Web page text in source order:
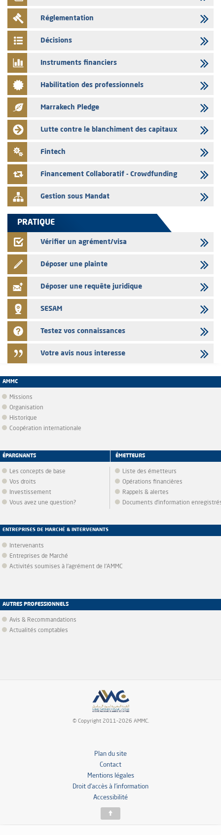
L’AMMC met sur son site internet les publications réalisées par les
émetteurs en date du 4 août 2026
Saham Bank – Mise à jour annuelle du dossier d’information relatif au
03/08/2026
L’AMMC met sur son site internet les publications réalisées par les
émetteurs en date du 3 août 2026
03/08/2026
Liste des agréments et visas d'OPCVM accordés par l'AMMC pour le
mois de juillet 2026
03/08/2026
L' AMMC publie les indicateurs mensuels du marché des capitaux pour
le mois de Juin 2026
Réglementation
Décisions
Instruments financiers
Habilitation des professionnels
Marrakech Pledge
Lutte contre le blanchiment des capitaux
Fintech
Financement Collaboratif - Crowdfunding
Gestion sous Mandat
PRATIQUE
Vérifier un agrément/visa
Déposer une plainte
Déposer une requête juridique
SESAM
Testez vos connaissances
Votre avis nous interesse
AMMC
Missions
Organisation
Historique
Coopération internationale
ÉPARGNANTS
Les concepts de base
Vos droits
Investissement
Vous avez une question?
ÉMETTEURS
Liste des émetteurs
Opérations financières
Rappels & alertes
Documents d’information
ENTREPRISES DE MARCHÉ & INTERVENANTS
Intervenants
Entreprises de Marché
Activités soumises à l'agrément de l'AMMC
AUTRES PROFESSIONNELS
Avis & Recommandations
Actualités comptables
© Copyright 2011-2026 AMMC.
Plan du site
Contact
Mentions légales
Droit d’accès à l’information
Accessibilité